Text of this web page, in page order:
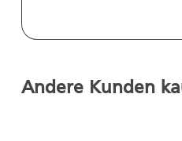
Andere Kunden